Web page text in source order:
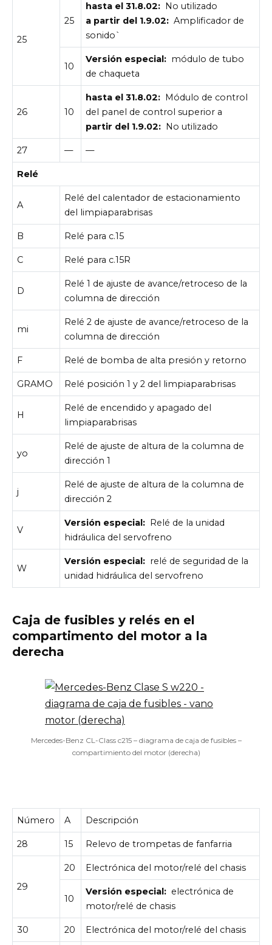
25
25
hasta el 31.8.02: No utilizado
a partir del 1.9.02: Amplificador de
sonido`
10
Versión especial: módulo de tubo
de chaqueta
26 10
hasta el 31.8.02: Módulo de control
del panel de control superior a
partir del 1.9.02: No utilizado
27 — —
Relé
A
Relé del calentador de estacionamiento
del limpiaparabrisas
B Relé para c.15
C Relé para c.15R
D
Relé 1 de ajuste de avance/retroceso de la
columna de dirección
mi
Relé 2 de ajuste de avance/retroceso de la
columna de dirección
F Relé de bomba de alta presión y retorno
GRAMO Relé posición 1 y 2 del limpiaparabrisas
H
Relé de encendido y apagado del
limpiaparabrisas
yo
Relé de ajuste de altura de la columna de
dirección 1
j
Relé de ajuste de altura de la columna de
dirección 2
V
Versión especial: Relé de la unidad
hidráulica del servofreno
W
Versión especial: relé de seguridad de la
unidad hidráulica del servofreno
Caja de fusibles y relés en el
compartimento del motor a la
derecha
Mercedes-Benz CL-Class c215 – diagrama de caja de fusibles –
compartimiento del motor (derecha)
Número A Descripción
28 15 Relevo de trompetas de fanfarria
29
20 Electrónica del motor/relé del chasis
10
Versión especial: electrónica de
motor/relé de chasis
30 20 Electrónica del motor/relé del chasis